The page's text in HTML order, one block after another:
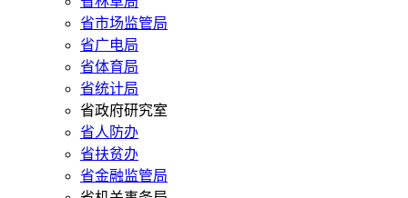
省市场监管局
省广电局
省体育局
省统计局
省政府研究室
省人防办
省扶贫办
省金融监管局